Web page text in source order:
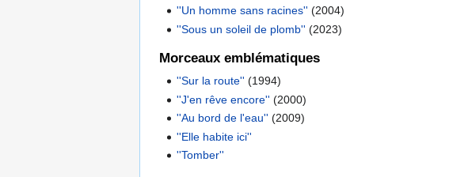
''Un homme sans racines'' (2004)
''Sous un soleil de plomb'' (2023)
Morceaux emblématiques
''Sur la route'' (1994)
''J'en rêve encore'' (2000)
''Au bord de l'eau'' (2009)
''Elle habite ici''
''Tomber''